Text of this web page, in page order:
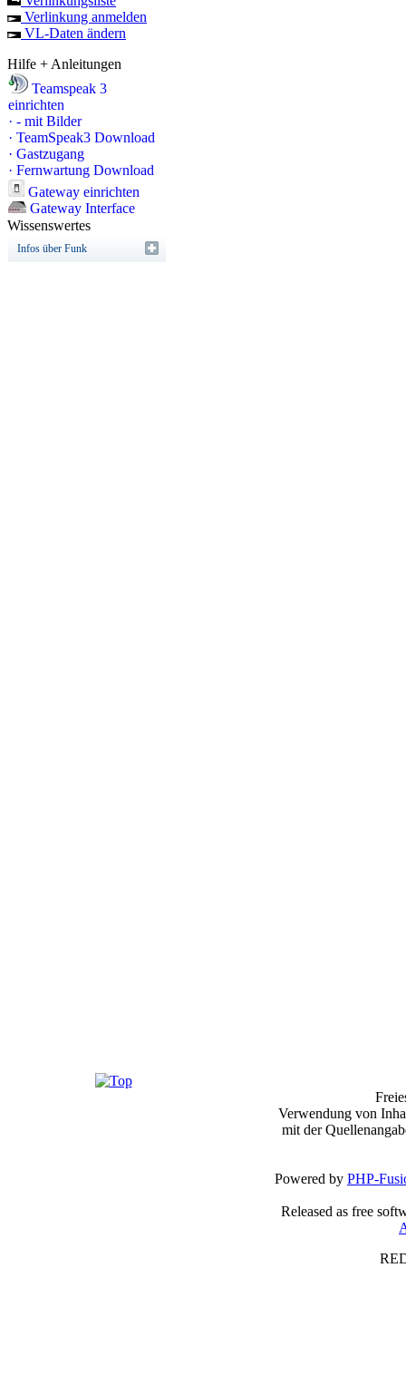
Verlinkung anmelden
VL-Daten ändern
Hilfe + Anleitungen
Teamspeak 3
einrichten
· - mit Bilder
· TeamSpeak3 Download
· Gastzugang
· Fernwartung Download
Gateway einrichten
Gateway Interface
Wissenswertes
Infos über Funk
Verwendung von
mit der
Powered by PHP-
Released as free